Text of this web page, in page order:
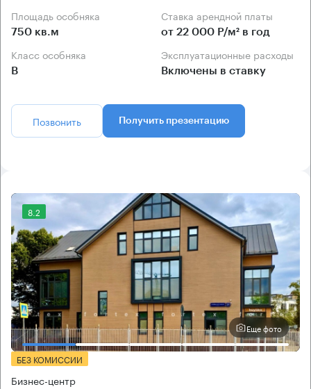
Площадь особняка
750 кв.м
Ставка арендной платы
от 22 000 Р/м² в год
Класс особняка
B
Эксплуатационные расходы
Включены в ставку
Позвонить Получить презентацию
8.2
Еще фото
БЕЗ КОМИССИИ
Бизнес-центр